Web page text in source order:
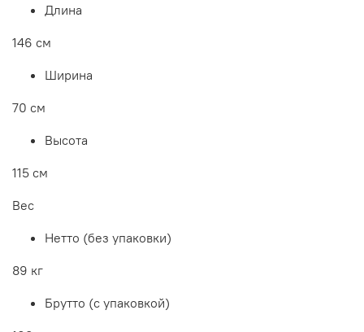
Длина
146 см
Ширина
70 см
Высота
115 см
Вес
Нетто (без упаковки)
89 кг
Брутто (с упаковкой)